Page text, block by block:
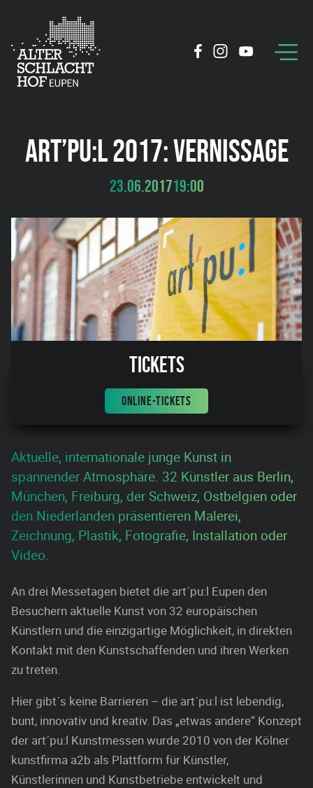
ART’PU:L 2017: VERNISSAGE
23.06.201719:00
Tickets
ONLINE-TICKETS
Aktuelle, internationale junge Kunst in
spannender Atmosphäre. 32 Künstler aus Berlin,
München, Freiburg, der Schweiz, Ostbelgien oder
den Niederlanden präsentieren Malerei,
Zeichnung, Plastik, Fotografie, Installation oder
Video.
An drei Messetagen bietet die art´pu:l Eupen den
Besuchern aktuelle Kunst von 32 europäischen
Künstlern und die einzigartige Möglichkeit, in direkten
Kontakt mit den Kunstschaffenden und ihren Werken
zu treten.
Hier gibt´s keine Barrieren – die art´pu:l ist lebendig,
bunt, innovativ und kreativ. Das „etwas andere“ Konzept
der art´pu:l Kunstmessen wurde 2010 von der Kölner
kunstfirma a2b als Plattform für Künstler,
Künstlerinnen und Kunstbetriebe entwickelt und